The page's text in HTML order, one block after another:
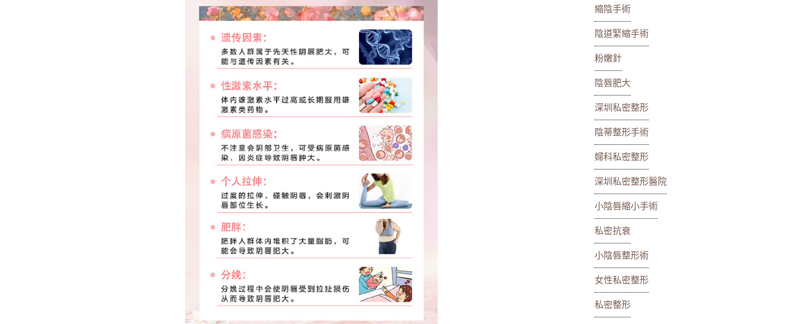
縮陰手術
陰道緊縮手術
粉嫩針
陰唇肥大
深圳私密整形
陰蒂整形手術
婦科私密整形
深圳私密整形醫院
小陰唇縮小手術
私密抗衰
小陰唇整形術
女性私密整形
私密整形